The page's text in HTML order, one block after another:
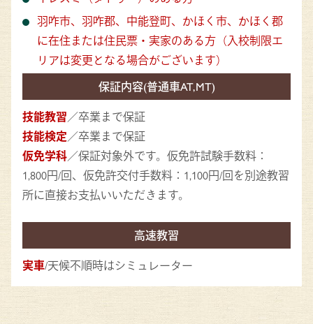
羽咋市、羽咋郡、中能登町、かほく市、かほく郡
に在住または住民票・実家のある方（入校制限エ
リアは変更となる場合がございます）
保証内容(普通車AT,MT)
技能教習／卒業まで保証
技能検定／卒業まで保証
仮免学科／保証対象外です。仮免許試験手数料：
1,800円/回、仮免許交付手数料：1,100円/回を別途教習
所に直接お支払いいただきます。
高速教習
実車/天候不順時はシミュレーター